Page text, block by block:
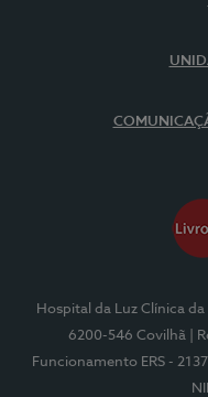
Hospital da Luz Clínica
6200-546 Covilhã
|
Funcionamento ERS -